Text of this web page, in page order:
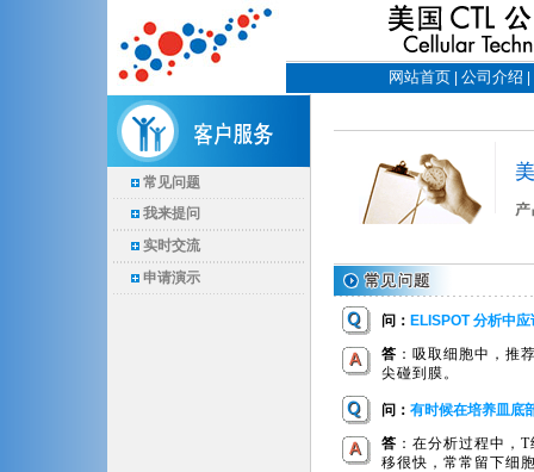
网站首页 公司介绍
常见问题
我来提问
实时交流
申请演示
问： ELISPOT 分析中
答 ：吸取细胞中，推
尖碰到膜。
问： 有时候在培养皿底
答 ：在分析过程中，
移很快，常常留下细